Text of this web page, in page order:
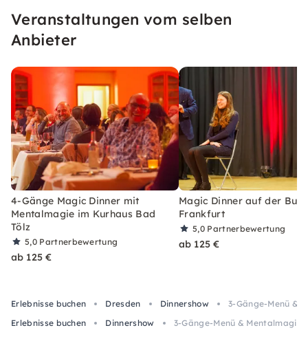
stilvoller Atmosphäre für einen Abend, den Du
nie vergisst.
Veranstaltungen vom selben
Anbieter
4-Gänge Magic Dinner mit
Mentalmagie im Kurhaus Bad
Tölz
5,0 Partnerbewertung
ab 125 €
Magic Dinner auf der
Frankfurt
5,0 Partnerbewertung
ab 125 €
Erlebnisse buchen Dresden Dinnershow
3-Gänge-Menü &
Erlebnisse buchen
Dinnershow 3-Gänge-Menü & Mentalmagie